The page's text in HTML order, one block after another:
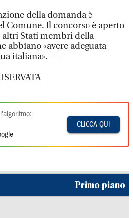
della domanda è
Comune. Il concorso è aperto
Stati membri della
abbiano «avere adeguata
italiana». —
CLICCA QUI
Primo piano